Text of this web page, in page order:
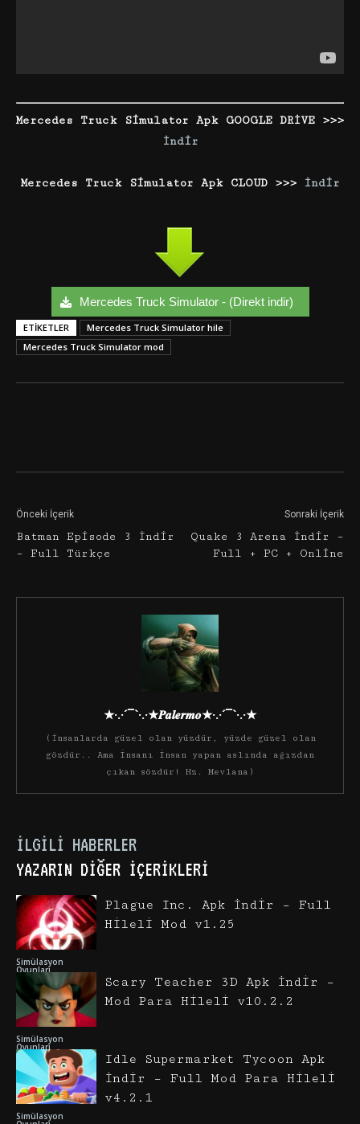
Mercedes Truck Simulator Apk GOOGLE DRİVE >>>
İndir
Mercedes Truck Simulator Apk CLOUD >>> İndir
Mercedes Truck Simulator - (Direkt indir)
ETIKETLER
Mercedes Truck Simulator hile
Mercedes Truck Simulator mod
Önceki İçerik
Batman Episode 3 İndir
– Full Türkçe
Sonraki İçerik
Quake 3 Arena İndir –
Full + PC + Online
★·.·´¯`·.·★𝑷𝒂𝒍𝒆𝒓𝒎𝒐★·.·´¯`·.·★
(İnsanlarda güzel olan yüzdür, yüzde güzel olan
gözdür.. Ama insanı insan yapan aslında ağızdan
çıkan sözdür! Hz. Mevlana)
İLGILI HABERLER
YAZARIN DIĞER İÇERIKLERI
Simülasyon
Oyunları
Plague Inc. Apk İndir – Full
Hileli Mod v1.25
Simülasyon
Oyunları
Scary Teacher 3D Apk İndir –
Mod Para Hileli v10.2.2
Simülasyon
Idle Supermarket Tycoon Apk
İndir – Full Mod Para Hileli
v4.2.1